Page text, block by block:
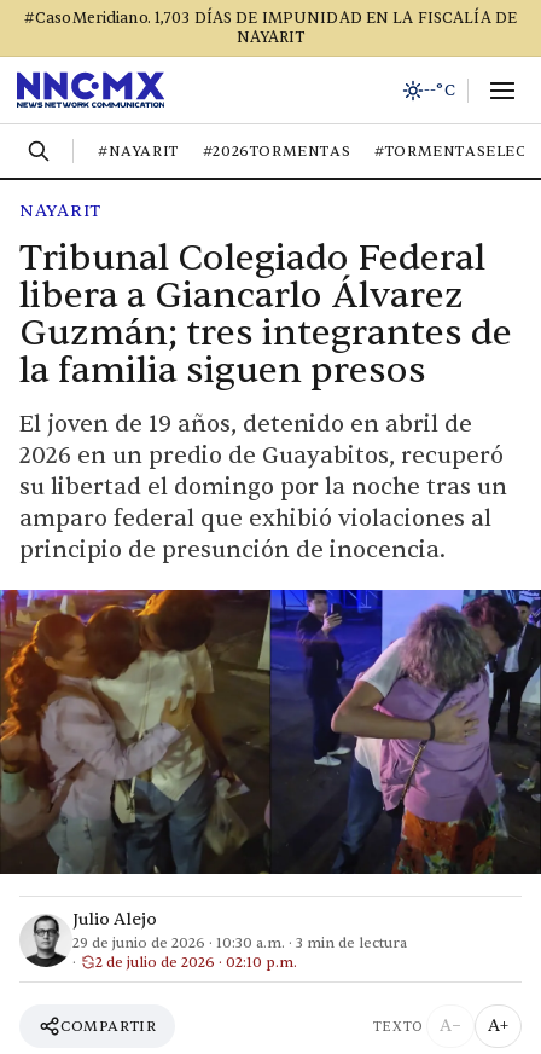
#CasoMeridiano. 1,703 DÍAS DE IMPUNIDAD EN LA FISCALÍA DE
NAYARIT
--°C
#NAYARIT #2026TORMENTAS
NAYARIT
Tribunal Colegiado Federal
libera a Giancarlo Álvarez
Guzmán; tres integrantes de
la familia siguen presos
El joven de 19 años, detenido en abril de
2026 en un predio de Guayabitos, recuperó
su libertad el domingo por la noche tras un
amparo federal que exhibió violaciones al
principio de presunción de inocencia.
Julio Alejo
29 de junio de 2026 · 10:30 a.m. · 3 min de lectura
2 de julio de 2026 · 02:10 p.m.
COMPARTIR TEXTO A− A+